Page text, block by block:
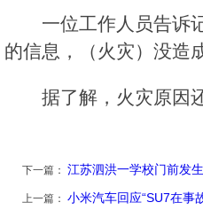
一位工作人员告诉
的信息，（火灾）没造
据了解，火灾原因
下一篇： 江苏泗洪一学校门前发
上一篇： 小米汽车回应“SU7在事